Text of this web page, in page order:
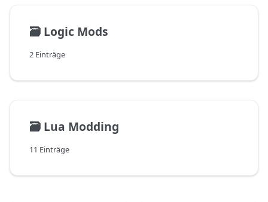
🗃️ Logic Mods
2 Einträge
🗃️ Lua Modding
11 Einträge